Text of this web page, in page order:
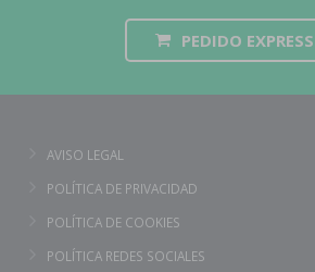
PEDIDO EXPRESS
AVISO LEGAL
POLÍTICA DE PRIVACIDAD
POLÍTICA DE COOKIES
POLÍTICA REDES SOCIALES